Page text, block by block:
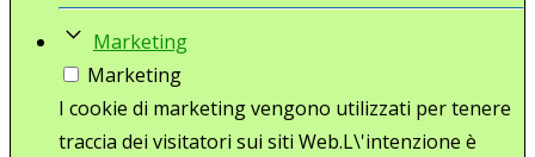
Marketing
Marketing
I cookie di marketing vengono utilizzati per tenere
traccia dei visitatori sui siti Web.L\'intenzione è